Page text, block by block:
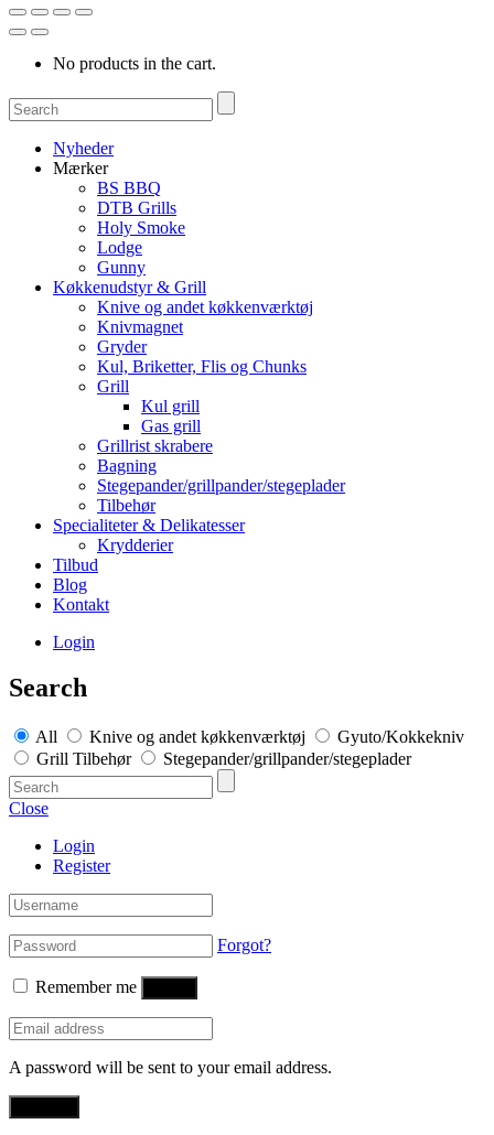
No products in the cart.
Nyheder
Mærker
BS BBQ
DTB Grills
Holy Smoke
Lodge
Gunny
Køkkenudstyr & Grill
Knive og andet køkkenværktøj
Knivmagnet
Gryder
Kul, Briketter, Flis og Chunks
Grill
Kul grill
Gas grill
Grillrist skrabere
Bagning
Stegepander/grillpander/stegeplader
Tilbehør
Specialiteter & Delikatesser
Krydderier
Tilbud
Blog
Kontakt
Login
Search
All Knive og andet køkkenværktøj
Gyuto/Kokkekniv
Grill Tilbehør
Stegepander/grillpander/stegeplader
Close
Login
Register
Forgot?
Remember me
A password will be sent to your email address.